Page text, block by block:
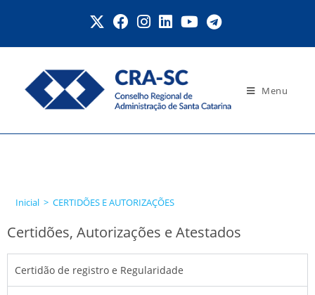
Menu
Inicial > CERTIDÕES E AUTORIZAÇÕES
Certidões, Autorizações e Atestados
Certidão de registro e Regularidade